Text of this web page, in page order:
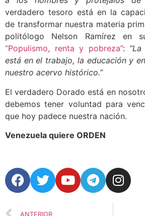
verdadero tesoro está en la
de transformar nuestra materia
politólogo Nelson Ramírez en
“Populismo, renta y pobreza”:
está en el trabajo, la educación y
nuestro acervo histórico.”
El verdadero Dorado está en
debemos tener voluntad para
que hoy padece nuestra nación.
Venezuela quiere ORDEN
ANTERIOR